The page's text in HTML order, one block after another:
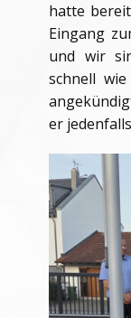
hatte
Eingang
und wir
schnell
er